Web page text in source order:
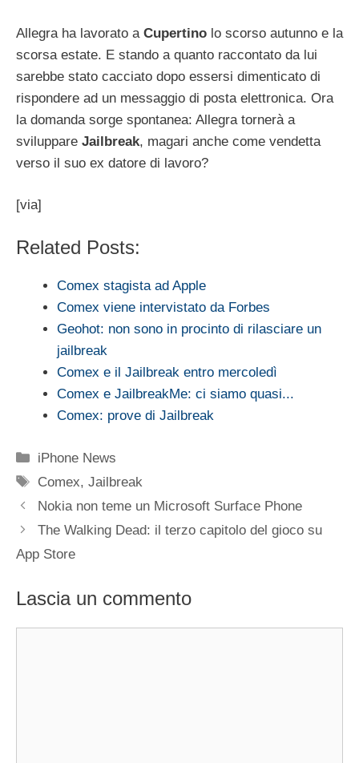
Allegra ha lavorato a Cupertino lo scorso autunno e la
scorsa estate. E stando a quanto raccontato da lui
sarebbe stato cacciato dopo essersi dimenticato di
rispondere ad un messaggio di posta elettronica. Ora
la domanda sorge spontanea: Allegra tornerà a
sviluppare Jailbreak, magari anche come vendetta
verso il suo ex datore di lavoro?
[via]
Related Posts:
Comex stagista ad Apple
Comex viene intervistato da Forbes
Geohot: non sono in procinto di rilasciare un
jailbreak
Comex e il Jailbreak entro mercoledì
Comex e JailbreakMe: ci siamo quasi...
Comex: prove di Jailbreak
Categorie
iPhone News
Tag
Comex,Jailbreak
Nokia non teme un Microsoft Surface Phone
The Walking Dead: il terzo capitolo del gioco su
App Store
Lascia un commento